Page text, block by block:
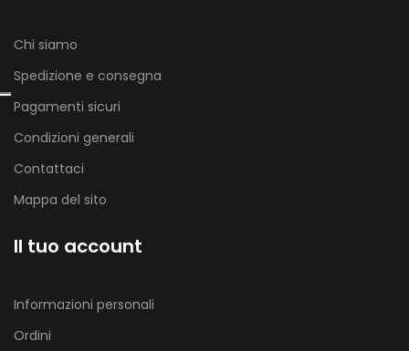
Chi siamo
Spedizione e consegna
Pagamenti sicuri
Condizioni generali
Contattaci
Mappa del sito
Il tuo account
Informazioni personali
Ordini